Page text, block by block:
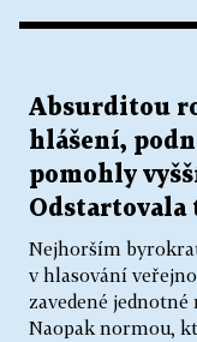
Absurditou
hlášení,
pomohly
Odstartovala
Nejhorším
v hlasování
zavedené
Naopak normou,